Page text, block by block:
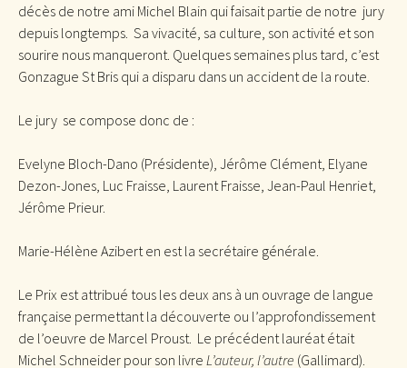
décès de notre ami Michel Blain qui faisait partie de notre jury
depuis longtemps. Sa vivacité, sa culture, son activité et son
sourire nous manqueront. Quelques semaines plus tard, c’est
Gonzague St Bris qui a disparu dans un accident de la route.
Le jury se compose donc de :
Evelyne Bloch-Dano (Présidente), Jérôme Clément, Elyane
Dezon-Jones, Luc Fraisse, Laurent Fraisse, Jean-Paul Henriet,
Jérôme Prieur.
Marie-Hélène Azibert en est la secrétaire générale.
Le Prix est attribué tous les deux ans à un ouvrage de langue
française permettant la découverte ou l’approfondissement
de l’oeuvre de Marcel Proust. Le précédent lauréat était
Michel Schneider pour son livre L’auteur, l’autre (Gallimard).